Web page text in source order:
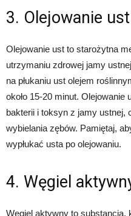
3. Olejowanie ust
Olejowanie ust to starożytna
utrzymaniu zdrowej jamy
na płukaniu ust olejem
około 15-20 minut.
bakterii i toksyn z jamy ustnej,
wybielania zębów. Pamiętaj,
wypłukać usta po olejowaniu.
4. Węgiel
Węgiel aktywny to substancja,